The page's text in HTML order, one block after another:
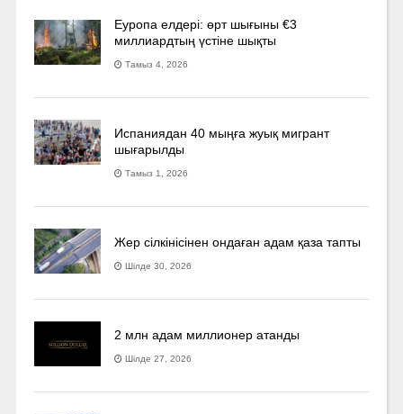
Еуропа елдері: өрт шығыны €3
миллиардтың үстіне шықты
Тамыз 4, 2026
Испаниядан 40 мыңға жуық мигрант
шығарылды
Тамыз 1, 2026
Жер сілкінісінен ондаған адам қаза тапты
Шілде 30, 2026
2 млн адам миллионер атанды
Шілде 27, 2026